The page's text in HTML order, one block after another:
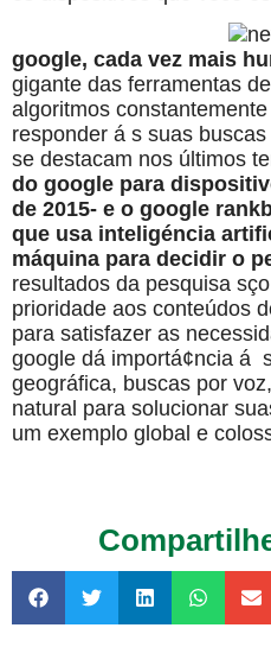
google, cada vez mais
gigante das ferramentas
algoritmos
responder á s suas
se destacam nos últimos
do google para
de 2015- e o google
que usa inteligéncia
máquina para decidir o
resultados da pesquisa
prioridade aos conteúdos
para satisfazer as
google dá importá¢ncia á
geográfica, buscas por
natural para solucionar
um exemplo global e